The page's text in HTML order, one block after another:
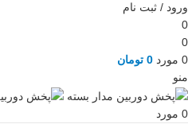
ورود / ثبت نام
0
0
0 مورد 0 تومان
منو
0 مورد